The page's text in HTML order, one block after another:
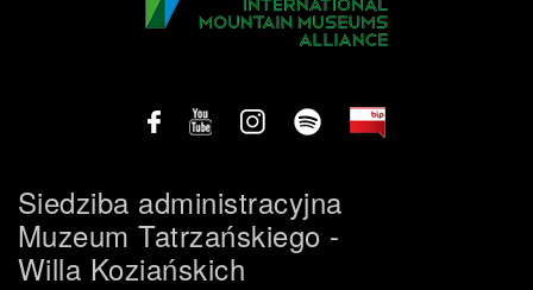
Siedziba administracyjna
Muzeum Tatrzańskiego -
Willa Koziańskich